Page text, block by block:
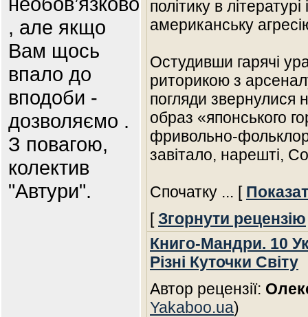
, але якщо
Вам щось
впало до
вподоби -
дозволяємо .
З повагою,
колектив
"Автури".
політику в
американську
Остудивши гарячі
риторикою з
погляди звернулися
образ «японського
фривольно-
завітало, нарешті,
Спочатку ... [
[Згорнути рецензію
Книго-Мандри. 10
Різні Куточки Світу
Автор рецензії:
Yakaboo.ua)